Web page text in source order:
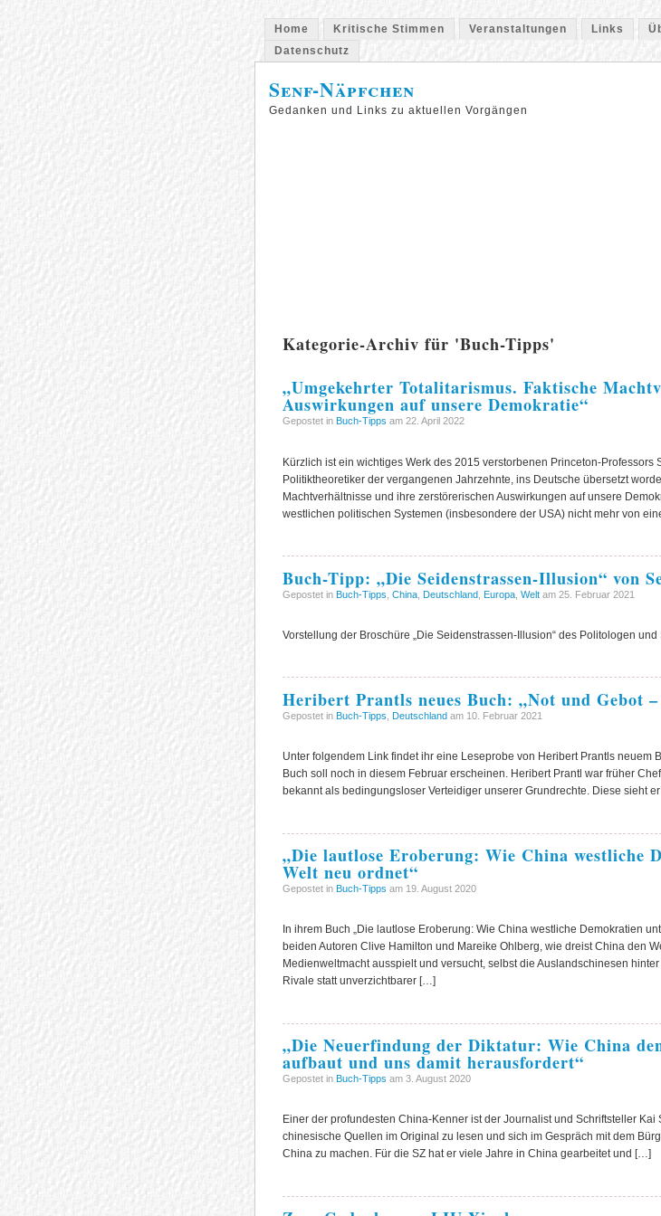
Home Kritische Stimmen Veranstaltungen Links
Datenschutz
Senf-Näpfchen
Gedanken und Links zu aktuellen Vorgängen
Kategorie-Archiv für 'Buch-Tipps'
„Umgekehrter Totalitarismus. Faktische
Auswirkungen auf unsere Demokratie“
Gepostet in Buch-Tipps am 22. April 2022
Kürzlich ist ein wichtiges Werk des 2015 verstorbenen Princeton-Professors
Politiktheoretiker der vergangenen Jahrzehnte, ins Deutsche übersetzt
Machtverhältnisse und ihre zerstörerischen Auswirkungen auf unsere
westlichen politischen Systemen (insbesondere der USA) nicht mehr von
Buch-Tipp: „Die Seidenstrassen-Illusion“ von
Gepostet in Buch-Tipps China Deutschland Europa Welt am 25. Februar 2021
Vorstellung der Broschüre „Die Seidenstrassen-Illusion“ des Politologen
Heribert Prantls neues Buch: „Not und Gebot
Gepostet in Buch-Tipps Deutschland am 10. Februar 2021
Unter folgendem Link findet ihr eine Leseprobe von Heribert Prantls neuem
Buch soll noch in diesem Februar erscheinen. Heribert Prantl war früher
bekannt als bedingungsloser Verteidiger unserer Grundrechte. Diese sieht
„Die lautlose Eroberung: Wie China westliche
Welt neu ordnet“
Gepostet in Buch-Tipps am 19. August 2020
In ihrem Buch „Die lautlose Eroberung: Wie China westliche Demokratien
beiden Autoren Clive Hamilton und Mareike Ohlberg, wie dreist China den
Medienweltmacht ausspielt und versucht, selbst die Auslandschinesen
Rivale statt unverzichtbarer […]
„Die Neuerfindung der Diktatur: Wie China
aufbaut und uns damit herausfordert“
Gepostet in Buch-Tipps am 3. August 2020
Einer der profundesten China-Kenner ist der Journalist und Schriftsteller
chinesische Quellen im Original zu lesen und sich im Gespräch mit dem
China zu machen. Für die SZ hat er viele Jahre in China gearbeitet und […]